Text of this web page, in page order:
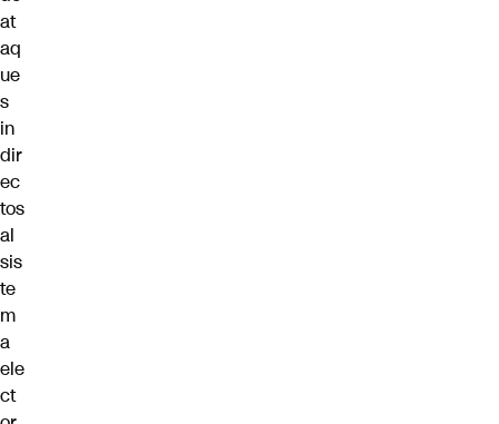
at
aq
ue
s
in
dir
ec
tos
al
sis
te
m
a
ele
ct